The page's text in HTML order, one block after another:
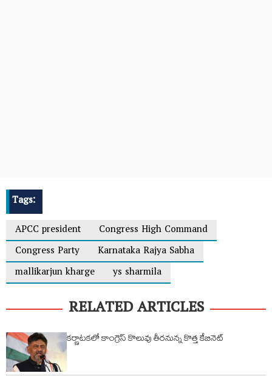
Tags:
APCC president
Congress High Command
Congress Party
Karnataka Rajya Sabha
mallikarjun kharge
ys sharmila
RELATED ARTICLES
కర్ణాటకలో కాంగ్రెస్ కొలువు తీరనున్న కొత్త కేబినెట్